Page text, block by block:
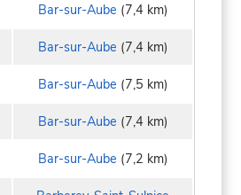
Bar-sur-Aube (7,4 km)
Bar-sur-Aube (7,4 km)
Bar-sur-Aube (7,5 km)
Bar-sur-Aube (7,4 km)
Bar-sur-Aube (7,2 km)